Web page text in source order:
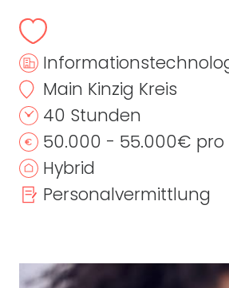
Main Kinzig Kreis
40 Stunden
50.000 - 55.000€ pro
Hybrid
Personalvermittlung